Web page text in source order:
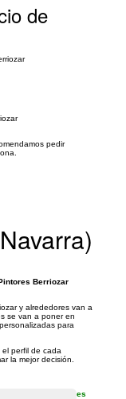
de
pedir
Berriozar
y alrededores van a
se van a poner en
para
perfil de cada
la mejor decisión.
es